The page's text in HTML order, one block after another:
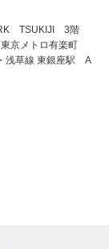
TSUKIJI 3階
京メトロ有楽町
浅草線 東銀座駅 A